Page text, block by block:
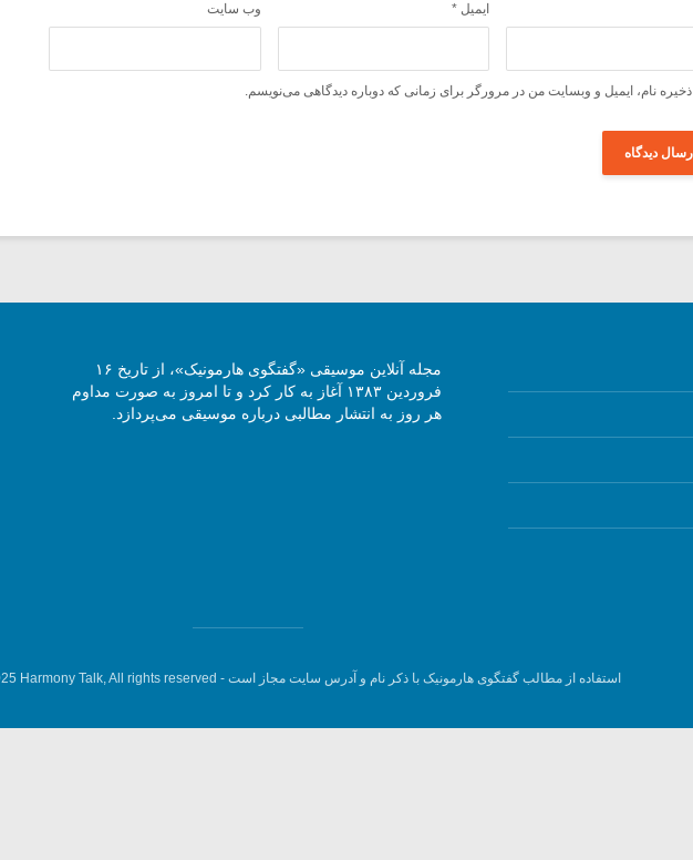
ایمیل * وب‌ سایت
ذخیره نام، ایمیل و وبسایت من در مرورگر برای زمانی که دوباره دیدگاهی می‌نویسم.
مجله آنلاین موسیقی «گفتگوی هارمونیک»، از تاریخ ۱۶
فروردین ۱۳۸۳ آغاز به کار کرد و تا امروز به صورت مداوم
هر روز به انتشار مطالبی درباره موسیقی می‌پردازد.
استفاده از مطالب گفتگوی هارمونیک با ذکر نام و آدرس سایت مجاز است - Harmony Talk, All rights reserved.